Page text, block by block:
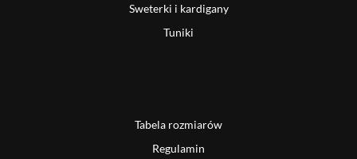
Sweterki i kardigany
Tuniki
Tabela rozmiarów
Regulamin